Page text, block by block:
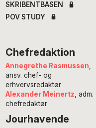
SKRIBENTBASEN
POV STUDY
Chefredaktion
Annegrethe Rasmussen
ansv. chef- og
erhvervsredaktør
Alexander Meinertz , adm.
chefredaktør
Jourhavende